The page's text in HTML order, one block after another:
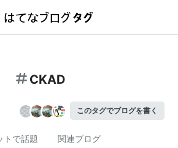
CKAD
このタグでブログを書く
トで話題 関連ブログ